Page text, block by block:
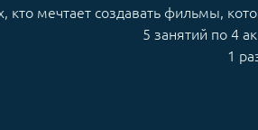
кто мечтает создавать фильмы,
5 занятий по 4
1